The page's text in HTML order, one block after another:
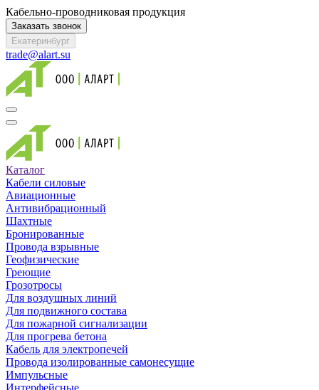
Кабельно-проводниковая продукция
Заказать звонок
Екатеринбург
trade@alart.su
Каталог
Кабели силовые
Авиационные
Антивибрационный
Шахтные
Бронированные
Провода взрывные
Геофизические
Греющие
Грозотросы
Для воздушных линий
Для подвижного состава
Для пожарной сигнализации
Для прогрева бетона
Кабель для электропечей
Провода изолированные самонесущие
Импульсные
Интерфейсные